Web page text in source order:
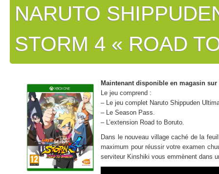
NARUTO
STORM 4 « ROAD
Maintenant disponible en magasin sur
Le jeu comprend :
– Le jeu complet Naruto Shippuden
– Le Season Pass.
– L’extension Road to Boruto.
Dans le nouveau village caché de la
maximum pour réussir votre examen
serviteur Kinshiki vous emmènent dans